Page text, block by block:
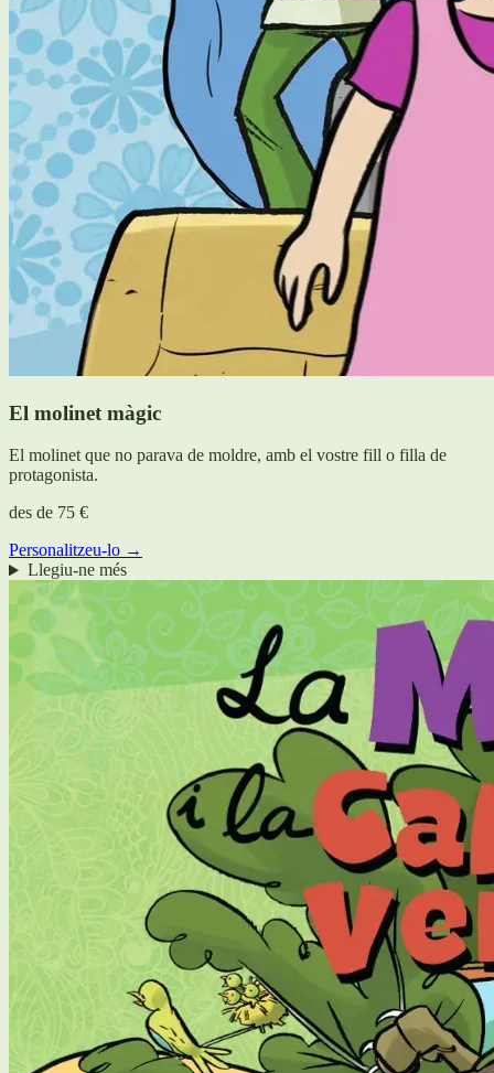
El molinet màgic
El molinet que no parava de moldre, amb el vostre fill o filla de
protagonista.
des de 75 €
Personalitzeu-lo →
Llegiu-ne més